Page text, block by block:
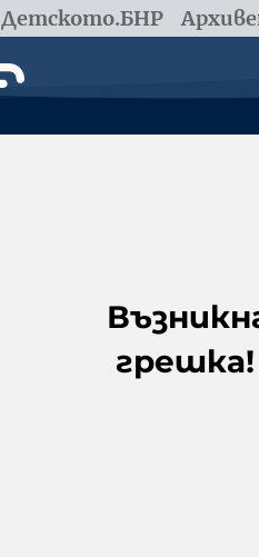
Детското.БНР
грешка!